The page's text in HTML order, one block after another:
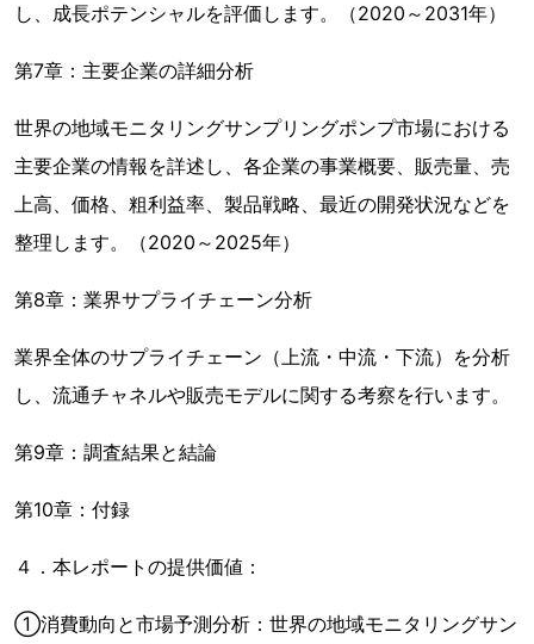
し、成長ポテンシャルを評価します。（2020～2031年）
第7章：主要企業の詳細分析
世界の地域モニタリングサンプリングポンプ市場における
主要企業の情報を詳述し、各企業の事業概要、販売量、売
上高、価格、粗利益率、製品戦略、最近の開発状況などを
整理します。（2020～2025年）
第8章：業界サプライチェーン分析
業界全体のサプライチェーン（上流・中流・下流）を分析
し、流通チャネルや販売モデルに関する考察を行います。
第9章：調査結果と結論
第10章：付録
４．本レポートの提供価値：
①消費動向と市場予測分析：世界の地域モニタリングサン